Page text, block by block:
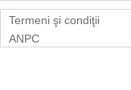
Termeni şi condiţii
ANPC